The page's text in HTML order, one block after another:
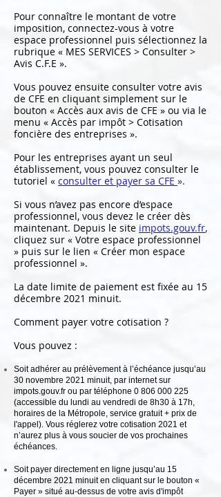
Pour connaître le montant de votre
imposition, connectez-vous à votre
espace professionnel puis sélectionnez la
rubrique « MES SERVICES > Consulter >
Avis C.F.E ».
Vous pouvez ensuite consulter votre avis
de CFE en cliquant simplement sur le
bouton « Accès aux avis de CFE » ou via le
menu « Accès par impôt > Cotisation
foncière des entreprises ».
Pour les entreprises ayant un seul
établissement, vous pouvez consulter le
tutoriel « consulter et payer sa CFE ».
Si vous n’avez pas encore d’espace
professionnel, vous devez le créer dès
maintenant. Depuis le site impots.gouv.fr,
cliquez sur « Votre espace professionnel
» puis sur le lien « Créer mon espace
professionnel ».
La date limite de paiement est fixée au 15
décembre 2021 minuit.
Comment payer votre cotisation ?
Vous pouvez :
Soit adhérer au prélèvement à l’échéance jusqu’au
30 novembre 2021 minuit, par internet sur
impots.gouv.fr ou par téléphone 0 806 000 225
(accessible du lundi au vendredi de 8h30 à 17h,
horaires de la Métropole, service gratuit + prix de
l'appel). Vous réglerez votre cotisation 2021 et
n’aurez plus à vous soucier de vos prochaines
échéances.
Soit payer directement en ligne jusqu’au 15
décembre 2021 minuit en cliquant sur le bouton «
Payer » situé au-dessus de votre avis d'impôt